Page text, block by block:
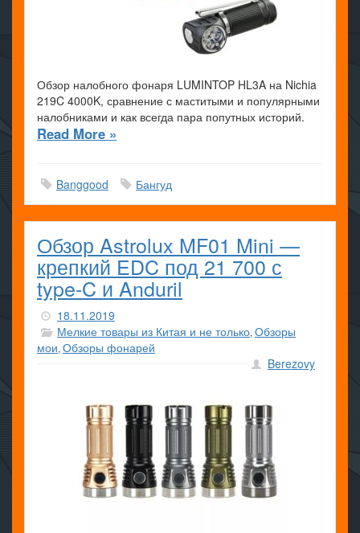
Обзор налобного фонаря LUMINTOP HL3A на Nichia
219C 4000K, сравнение с маститыми и популярными
налобниками и как всегда пара попутных историй.
Read More »
Banggood Бангуд
Обзор Astrolux MF01 Mini —
крепкий EDC под 21 700 с
type-C и Anduril
18.11.2019
Мелкие товары из Китая и не только, Обзоры
мои, Обзоры фонарей
Berezovy